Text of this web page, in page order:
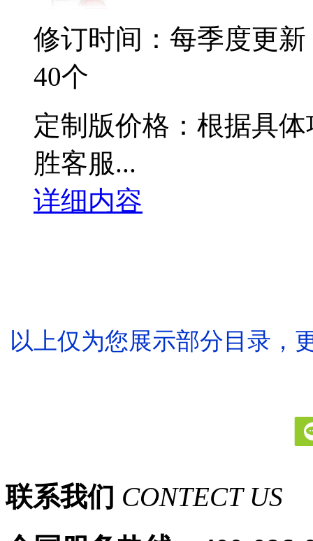
修订时间：每季度更新
40个
定制版价格：根据具
胜客服...
详细内容
以上仅为您展示部分目录，
联系我们 CONTECT US